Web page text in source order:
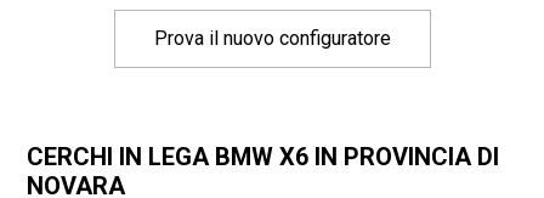
Prova il nuovo configuratore
CERCHI IN LEGA BMW X6 IN PROVINCIA DI
NOVARA